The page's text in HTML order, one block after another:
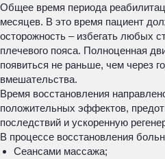
Общее время периода
месяцев. В это время пациент
осторожность – избегать любых
плечевого пояса. Полноценная
появиться не раньше, чем через
вмешательства.
Время восстановления
положительных эффектов,
последствий и ускоренную
В процессе восстановления
Сеансами массажа;